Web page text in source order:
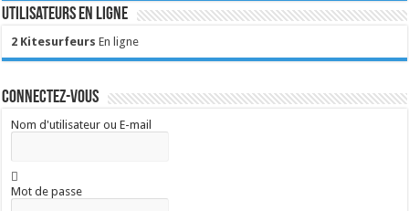
Utilisateurs en ligne
2 Kitesurfeurs En ligne
Connectez-vous
Nom d'utilisateur ou E-mail
Mot de passe